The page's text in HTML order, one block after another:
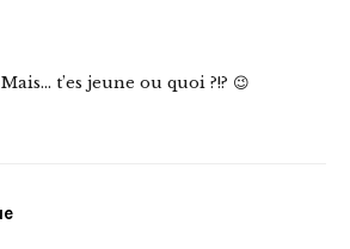
t’es jeune ou quoi ?!? 😉